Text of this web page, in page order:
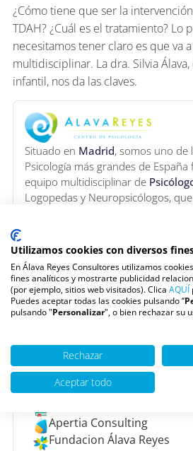
¿Cómo tiene que ser la
TDAH? ¿Cuál es el tratamiento? Lo
necesitamos tener claro es que va
multidisciplinar. La dra. Silvia
infantil, nos da las claves.
Situado en Madrid, somos uno de
Psicología más grandes de
equipo multidisciplinar de
Logopedas y Neuropsicólogos,
Pide una cita
Escúchanos en
Youtube
La mañana - TVE (10:00h)
De interés
Apertia Consulting
Fundacion Álava Reyes
Utilizamos cookies con diversos
En Álava Reyes Consultores utilizamos
fines analíticos y mostrarte publicidad
(por ejemplo, sitios web visitados). Clica AQUÍ
Puedes aceptar todas las cookies pulsando ‘’
pulsando "Personalizar", o bien rechazar su
Rechazar
Aceptar todo